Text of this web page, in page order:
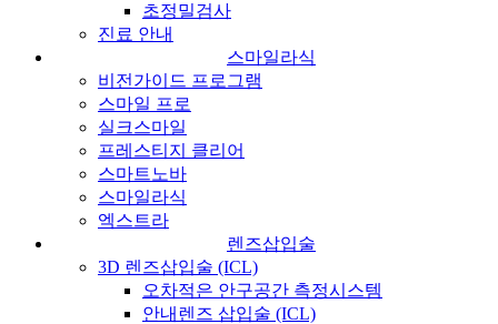
초정밀검사
진료 안내
스마일라식
비전가이드 프로그램
스마일 프로
실크스마일
프레스티지 클리어
스마트노바
스마일라식
엑스트라
렌즈삽입술
3D 렌즈삽입술 (ICL)
오차적은 안구공간 측정시스템
안내렌즈 삽입술 (ICL)